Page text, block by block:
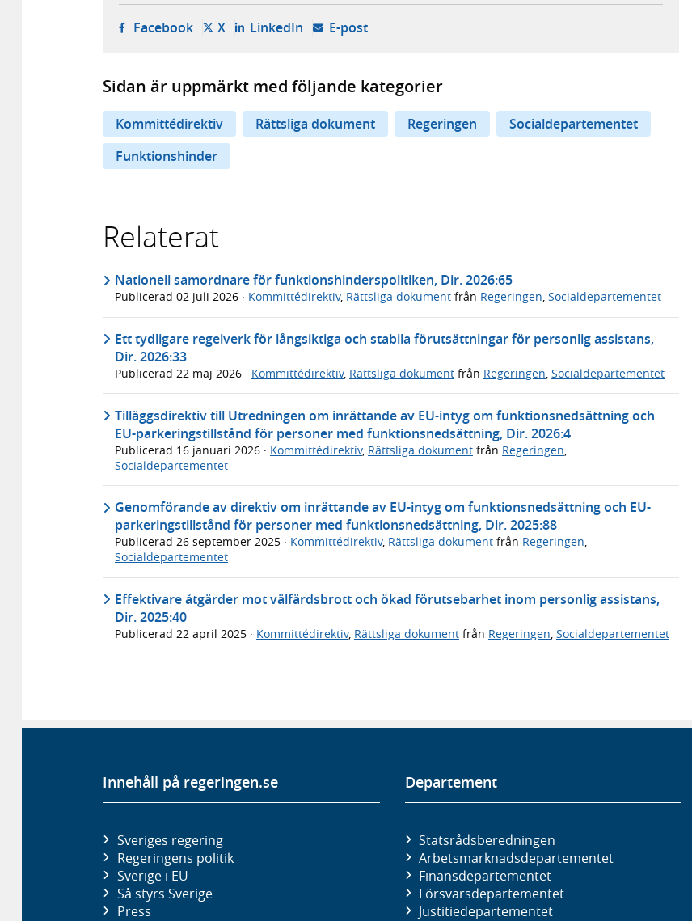
Facebook- öppnas i ny flik, extern webbplats,
X- öppnas i ny flik, extern webbplats,
LinkedIn- öppnas i ny flik, extern webbplats,
E-post- öppnar din e-postklient,
Sidan är uppmärkt med följande kategorier
Kommittédirektiv Rättsliga dokument Regeringen
Socialdepartementet
Funktionshinder
Relaterat
Nationell samordnare för funktionshinderspolitiken, Dir. 2026:65
Publicerad 02 juli 2026 · Kommittédirektiv, Rättsliga dokument från Regeringen, Socialdepartementet
Ett tydligare regelverk för långsiktiga och stabila förutsättningar för personlig assistans,
Dir. 2026:33
Publicerad 22 maj 2026 · Kommittédirektiv, Rättsliga dokument från Regeringen, Socialdepartementet
Tilläggsdirektiv till Utredningen om inrättande av EU-intyg om funktionsnedsättning och
EU-parkeringstillstånd för personer med funktionsnedsättning, Dir. 2026:4
Publicerad 16 januari 2026 · Kommittédirektiv, Rättsliga dokument från Regeringen
Socialdepartementet
Genomförande av direktiv om inrättande av EU-intyg om funktionsnedsättning och EU-
parkeringstillstånd för personer med funktionsnedsättning, Dir. 2025:88
Publicerad 26 september 2025 · Kommittédirektiv, Rättsliga dokument från Regeringen,
Socialdepartementet
Effektivare åtgärder mot välfärdsbrott och ökad förutsebarhet inom personlig assistans,
Dir. 2025:40
Publicerad 22 april 2025 · Kommittédirektiv, Rättsliga dokument från Regeringen, Socialdepartementet
Innehåll på regeringen.se
Sveriges regering
Regeringens politik
Sverige i EU
Så styrs Sverige
Press
Departement
Statsrådsberedningen
Arbetsmarknads­departementet
Finans­departementet
Försvars­departementet
Justitie­departementet